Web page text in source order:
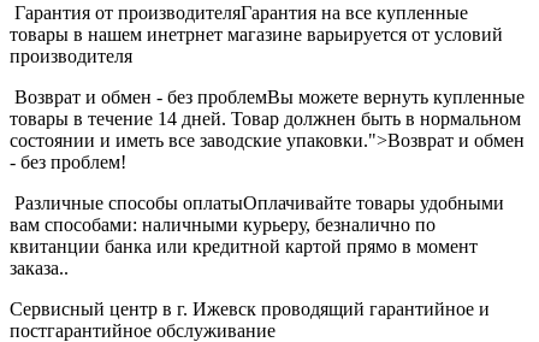
Гарантия от производителяГарантия на все купленные
товары в нашем инетрнет магазине варьируется от условий
производителя
Возврат и обмен - без проблемВы можете вернуть купленные
товары в течение 14 дней. Товар должнен быть в нормальном
состоянии и иметь все заводские упаковки.">Возврат и обмен
- без проблем!
Различные способы оплатыОплачивайте товары удобными
вам способами: наличными курьеру, безналично по
квитанции банка или кредитной картой прямо в момент
заказа..
Сервисный центр в г. Ижевск проводящий гарантийное и
постгарантийное обслуживание